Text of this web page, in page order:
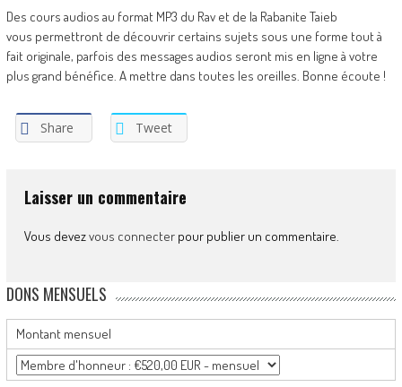
Des cours audios au format MP3 du Rav et de la Rabanite Taieb
vous permettront de découvrir certains sujets sous une forme tout à
fait originale, parfois des messages audios seront mis en ligne à votre
plus grand bénéfice. A mettre dans toutes les oreilles. Bonne écoute !
Share Tweet
Laisser un commentaire
Vous devezvous connecterpour publier un commentaire.
DONS MENSUELS
Montant mensuel